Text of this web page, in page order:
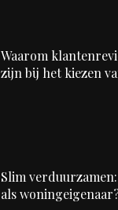
Waarom
zijn bij het kiezen
Slim
als